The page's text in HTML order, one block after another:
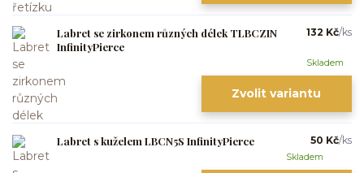
Labret se zirkonem různých délek TLBCZIN
InfinityPierce
132 Kč/ks
Skladem
Zvolit variantu
Labret s kuželem LBCN5S InfinityPierce 50 Kč/ks
Skladem